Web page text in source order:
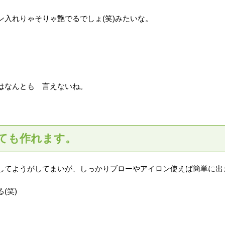
れりゃそりゃ艶でるでしょ(笑)みたいな。
なんとも 言えないね。
作れます。
ようがしてまいが、しっかりブローやアイロン使えば簡単に出
(笑)